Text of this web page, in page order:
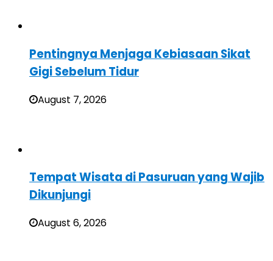
Pentingnya Menjaga Kebiasaan Sikat
Gigi Sebelum Tidur
August 7, 2026
Tempat Wisata di Pasuruan yang Wajib
Dikunjungi
August 6, 2026